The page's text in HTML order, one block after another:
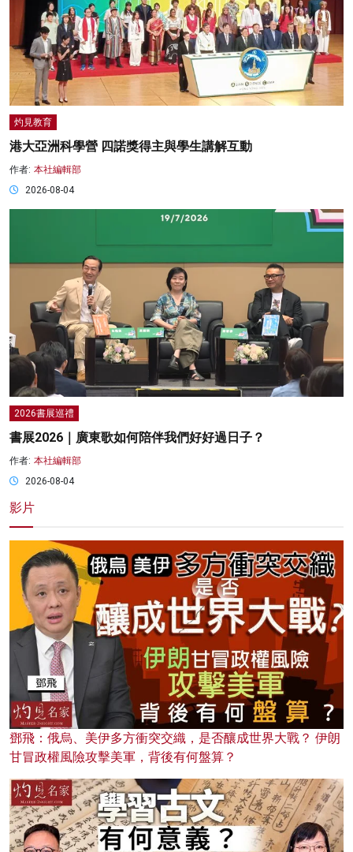
灼見教育
港大亞洲科學營 四諾獎得主與學生講解互動
作者: 本社編輯部
2026-08-04
2026書展巡禮
書展2026｜廣東歌如何陪伴我們好好過日子？
作者: 本社編輯部
2026-08-04
影片
鄧飛：俄烏、美伊多方衝突交織，是否釀成世界大戰？ 伊朗
甘冒政權風險攻擊美軍，背後有何盤算？